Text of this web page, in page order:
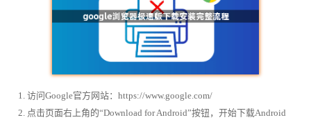
1. 访问Google官方网站：https://www.google.com/
2. 点击页面右上角的“Download for Android”按钮，开始下载Android